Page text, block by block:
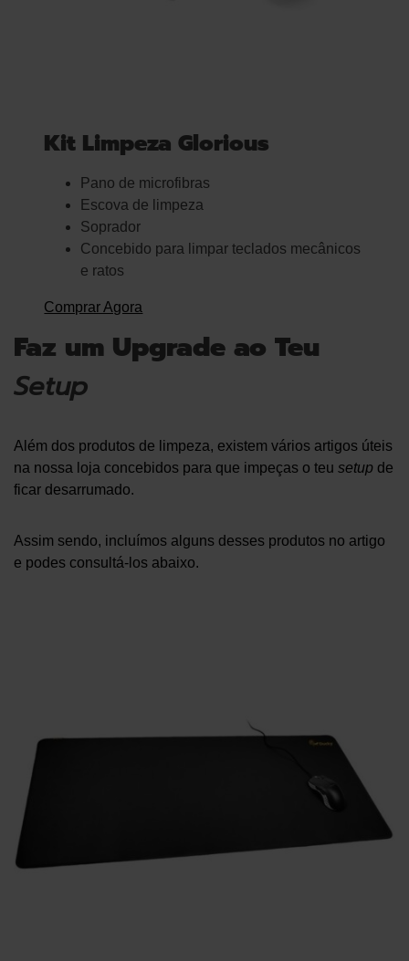
Kit Limpeza Glorious
Pano de microfibras
Escova de limpeza
Soprador
Concebido para limpar teclados mecânicos
e ratos
Comprar Agora
Faz um Upgrade ao Teu
Setup
Além dos produtos de limpeza, existem vários artigos úteis
na nossa loja concebidos para que impeças o teu setup de
ficar desarrumado.
Assim sendo, incluímos alguns desses produtos no artigo
e podes consultá-los abaixo.